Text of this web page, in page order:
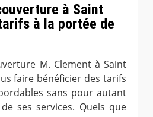
à Saint
à la portée de
M. Clement à Saint
faire bénéficier des tarifs
sans pour autant
ses services. Quels que